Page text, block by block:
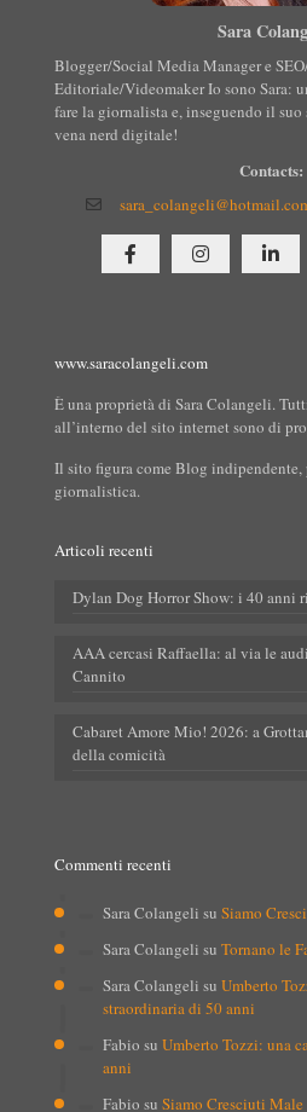
Sara
Blogger/Social Media Manager e
Editoriale/Videomaker Io sono Sara:
fare la giornalista e, inseguendo il suo
vena nerd digitale!
Contacts:
www.saracolangeli.com
È una proprietà di Sara Colangeli.
all’interno del sito internet sono di
Il sito figura come Blog indipendente,
giornalistica.
Articoli recenti
Dylan Dog Horror Show: i 40 anni
AAA cercasi Raffaella: al via le
Cannito
Cabaret Amore Mio! 2026: a
della comicità
Commenti recenti
Sara Colangeli su Siamo
Sara Colangeli su Tornano le
Sara Colangeli su Umberto
straordinaria di 50 anni
Fabio su Umberto Tozzi: una
anni
Fabio su Siamo Cresciuti Male